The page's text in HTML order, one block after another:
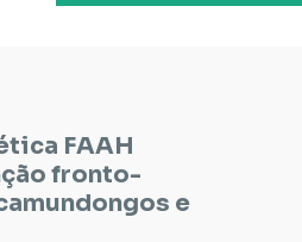
FAAH
fronto-
e